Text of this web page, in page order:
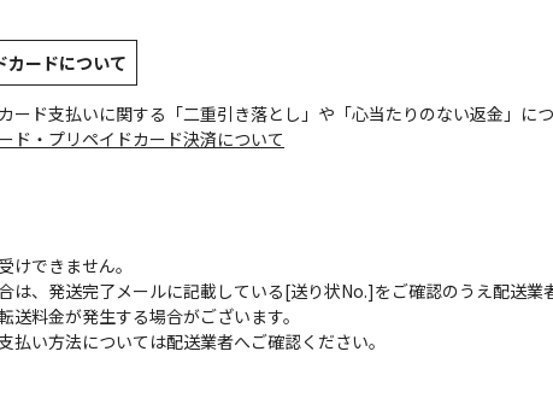
カードについて
ード支払いに関する「二重引き落とし」や「心当たりのない返金」に
ド・プリペイドカード決済について
けできません。
、発送完了メールに記載している[送り状No.]をご確認のうえ配送業
料金が発生する場合がございます。
い方法については配送業者へご確認ください。